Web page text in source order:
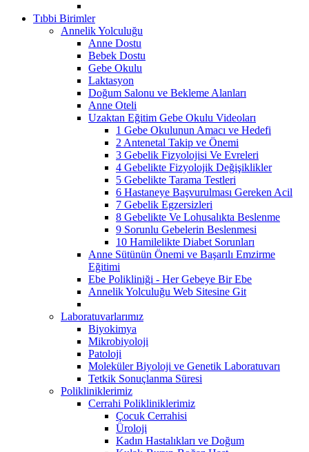
Tıbbi Birimler
Annelik Yolculuğu
Anne Dostu
Bebek Dostu
Gebe Okulu
Laktasyon
Doğum Salonu ve Bekleme Alanları
Anne Oteli
Uzaktan Eğitim Gebe Okulu Videoları
1 Gebe Okulunun Amacı ve Hedefi
2 Antenetal Takip ve Önemi
3 Gebelik Fizyolojisi Ve Evreleri
4 Gebelikte Fizyolojik Değişiklikler
5 Gebelikte Tarama Testleri
6 Hastaneye Başvurulması Gereken Acil
7 Gebelik Egzersizleri
8 Gebelikte Ve Lohusalıkta Beslenme
9 Sorunlu Gebelerin Beslenmesi
10 Hamilelikte Diabet Sorunları
Anne Sütünün Önemi ve Başarılı Emzirme
Eğitimi
Ebe Polikliniği - Her Gebeye Bir Ebe
Annelik Yolculuğu Web Sitesine Git
Laboratuvarlarımız
Biyokimya
Mikrobiyoloji
Patoloji
Moleküler Biyoloji ve Genetik Laboratuvarı
Tetkik Sonuçlanma Süresi
Polikliniklerimiz
Cerrahi Polikliniklerimiz
Çocuk Cerrahisi
Üroloji
Kadın Hastalıkları ve Doğum